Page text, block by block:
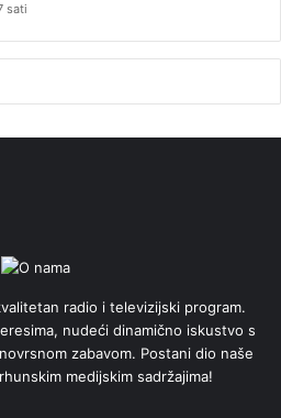
sati
radio i televizijski program.
nudeći dinamično iskustvo s
zabavom. Postani dio naše
medijskim sadržajima!